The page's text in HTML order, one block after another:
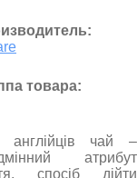
товара:
англійців чай –
атрибут
спосіб дійти